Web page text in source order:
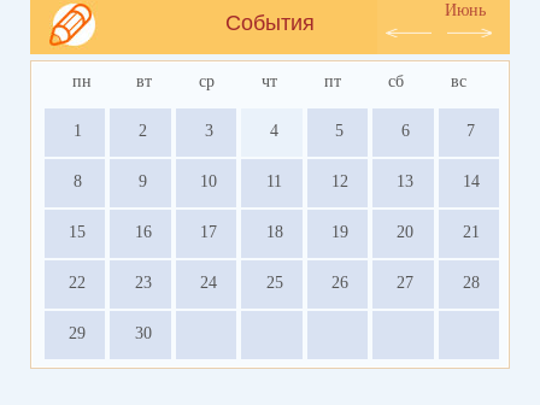
События
Июнь
пн вт ср чт пт сб вс
1 2 3 4 5 6 7
8 9 10 11 12 13 14
15 16 17 18 19 20 21
22 23 24 25 26 27 28
29 30